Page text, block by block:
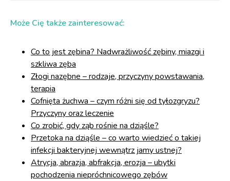
Może Cię także zainteresować:
Co to jest zębina? Nadwrażliwość zębiny, miazgi i
szkliwa zęba
Złogi nazębne – rodzaje, przyczyny powstawania,
terapia
Cofnięta żuchwa – czym różni się od tyłozgryzu?
Przyczyny oraz leczenie
Co zrobić, gdy ząb rośnie na dziąśle?
Przetoka na dziąśle – co warto wiedzieć o takiej
infekcji bakteryjnej wewnątrz jamy ustnej?
Atrycja, abrazja, abfrakcja, erozja – ubytki
pochodzenia niepróchnicowego zębów